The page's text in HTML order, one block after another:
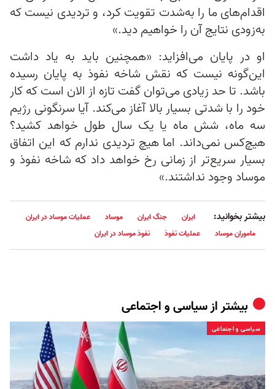
اقدام‌های ما را به‌شدت تقویت کرد، و تردیدی نیست که
به‌زودی نتایج آن را خواهیم دید.»
او در پایان می‌افزاید: «همچنین باید به یاد داشت
این‌گونه نیست که نقش شاخه نفوذ به پایان رسیده
باشد. تا حد زیادی می‌توان گفت تازه از الان است که کار
خود را با شدتی بسیار بالا آغاز می‌کند. آیا سرنگونی رژیم
سه ماه، شش ماه یا یک سال طول خواهد کشید؟
هیچ‌کس نمی‌داند. اما هیچ تردیدی ندارم که این اتفاق
بسیار سریع‌تر از زمانی رخ خواهد داد که شاخه نفوذ و
موساد وجود نداشتند.»
بیشتر بخوانید: ایران جنگ ایران موساد
عملیات موساد در ایران
ماموران موساد
عملیات نفوذ نفوذ موساد در ایران
بیشتر ازسیاسی و اجتماعی
سیاسی و اجتماعی